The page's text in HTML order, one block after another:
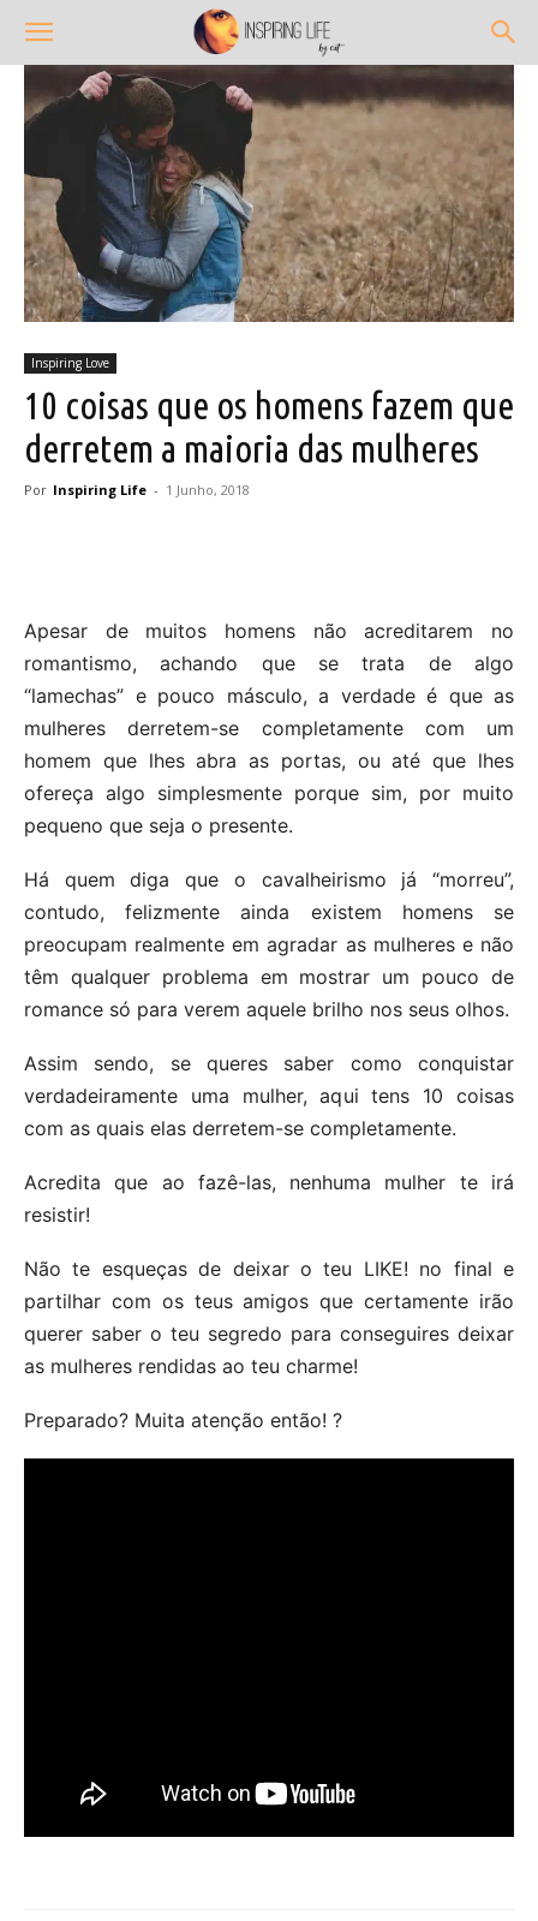
Inspiring Love
10 coisas que os homens fazem que
derretem a maioria das mulheres
Por Inspiring Life - 1 Junho, 2018
Apesar de muitos homens não acreditarem no
romantismo, achando que se trata de algo
“lamechas” e pouco másculo, a verdade é que as
mulheres derretem-se completamente com um
homem que lhes abra as portas, ou até que lhes
ofereça algo simplesmente porque sim, por muito
pequeno que seja o presente.
Há quem diga que o cavalheirismo já “morreu”,
contudo, felizmente ainda existem homens se
preocupam realmente em agradar as mulheres e não
têm qualquer problema em mostrar um pouco de
romance só para verem aquele brilho nos seus olhos.
Assim sendo, se queres saber como conquistar
verdadeiramente uma mulher, aqui tens 10 coisas
com as quais elas derretem-se completamente.
Acredita que ao fazê-las, nenhuma mulher te irá
resistir!
Não te esqueças de deixar o teu LIKE! no final e
partilhar com os teus amigos que certamente irão
querer saber o teu segredo para conseguires deixar
as mulheres rendidas ao teu charme!
Preparado? Muita atenção então! ?